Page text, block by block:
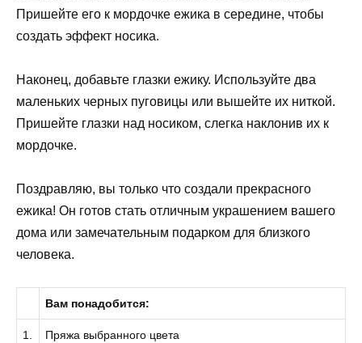
Пришейте его к мордочке ежика в середине, чтобы
создать эффект носика.
Наконец, добавьте глазки ежику. Используйте два
маленьких черных пуговицы или вышейте их ниткой.
Пришейте глазки над носиком, слегка наклонив их к
мордочке.
Поздравляю, вы только что создали прекрасного
ежика! Он готов стать отличным украшением вашего
дома или замечательным подарком для близкого
человека.
Вам понадобится:
1. Пряжа выбранного цвета